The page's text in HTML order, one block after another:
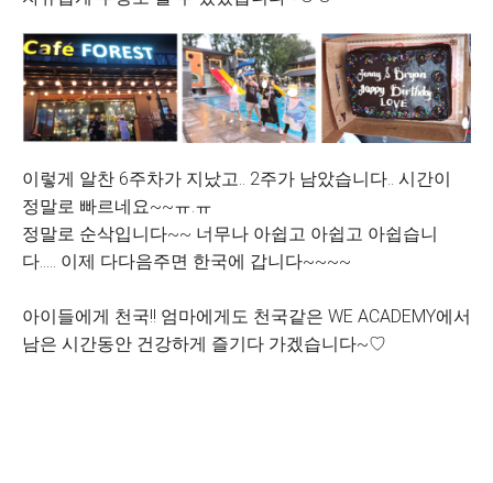
이렇게 알찬 6주차가 지났고.. 2주가 남았습니다.. 시간이
정말로 빠르네요~~ㅠ.ㅠ
정말로 순삭입니다~~ 너무나 아쉽고 아쉽고 아쉽습니
다..... 이제 다다음주면 한국에 갑니다~~~~
아이들에게 천국!! 엄마에게도 천국같은 WE ACADEMY에서
남은 시간동안 건강하게 즐기다 가겠습니다~♡